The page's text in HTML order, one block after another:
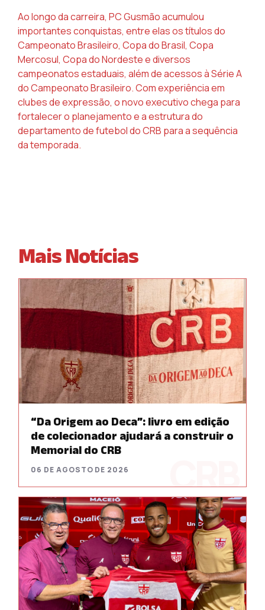
Ao longo da carreira, PC Gusmão acumulou
importantes conquistas, entre elas os títulos do
Campeonato Brasileiro, Copa do Brasil, Copa
Mercosul, Copa do Nordeste e diversos
campeonatos estaduais, além de acessos à Série A
do Campeonato Brasileiro. Com experiência em
clubes de expressão, o novo executivo chega para
fortalecer o planejamento e a estrutura do
departamento de futebol do CRB para a sequência
da temporada.
Mais Notícias
“Da Origem ao Deca”: livro em edição
de colecionador ajudará a construir o
Memorial do CRB
06 DE AGOSTO DE 2026